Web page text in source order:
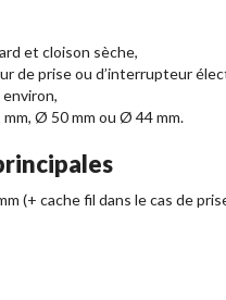
et cloison sèche,
de prise ou d’interrupteur
Ø 50 mm ou Ø 44 mm.
(+ cache fil dans le cas de